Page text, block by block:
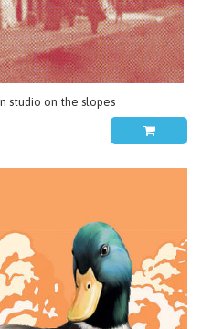
studio on the slopes